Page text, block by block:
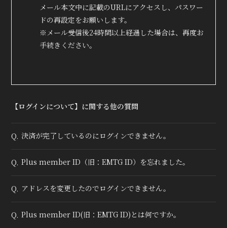
会員登録 ログイン
メール本文中に記載のURLにアクセスし、パスワー
ドの再設定をお願いします。
※メール受信後24時間以上経過した場合は、再度お
手続きください。
【ログインについて】に関する他の質問
Q. 決済が完了しているのにログインできません。
Q. Plus member ID（旧：EMTG ID）を忘れました。
Q. アドレスを変更したのでログインできません。
Q. Plus member ID(旧：EMTG ID)とは何ですか。